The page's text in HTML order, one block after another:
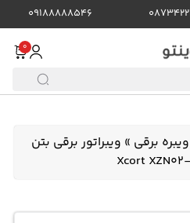
09188888546
0
ویبره برقی » ویبراتور برقی بتن